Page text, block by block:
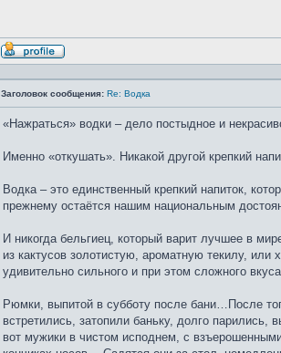
Профиль
Заголовок сообщения: Re: Водка
«Нажраться» водки – дело постыдное и
Именно «откушать». Никакой другой крепкий
Водка – это единственный крепкий напиток,
прежнему остаётся нашим национальным
И никогда бельгиец, который варит лучшее в
из кактусов золотистую, ароматную текилу,
удивительно сильного и при этом сложного
Рюмки, выпитой в субботу после бани…После
встретились, затопили баньку, долго
вот мужики в чистом исподнем, с